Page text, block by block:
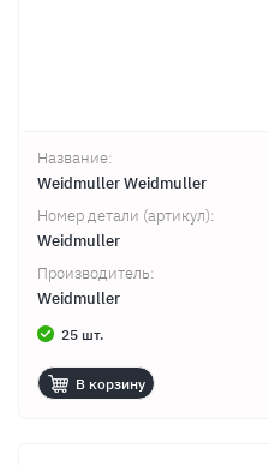
Название:
Weidmuller Weidmuller
Номер детали (артикул):
Weidmuller
Производитель:
Weidmuller
25 шт.
В корзину